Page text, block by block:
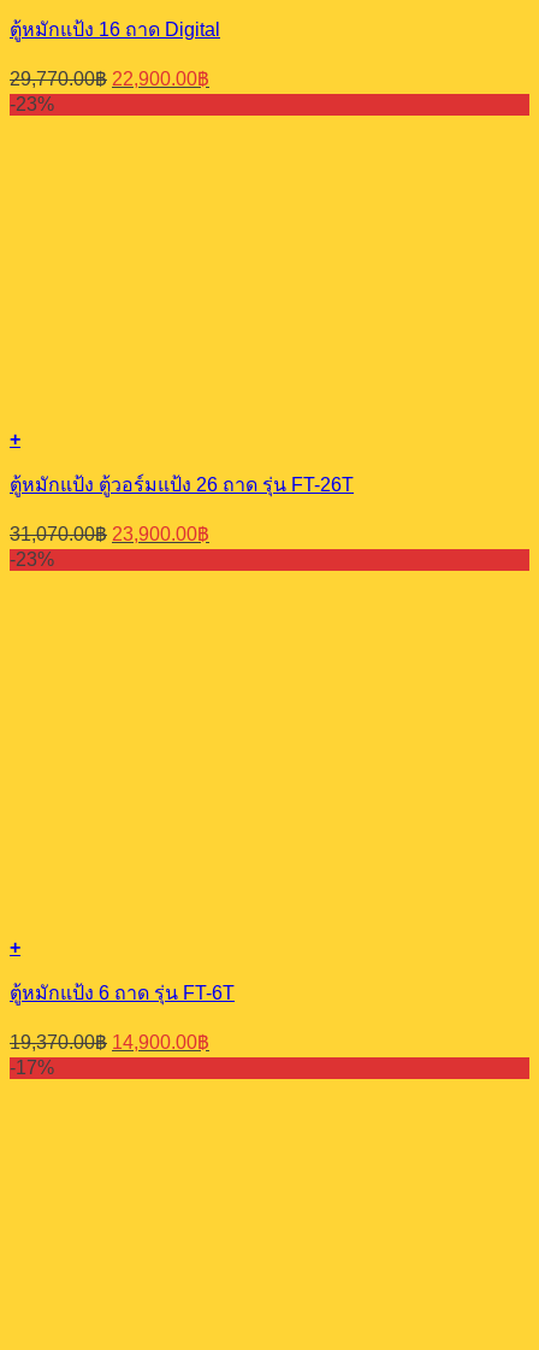
ตู้หมักแป้ง 16 ถาด Digital
29,770.00฿ Original
price
was:
22,900.00฿
price
is:
-23%
+
ตู้หมักแป้ง ตู้วอร์มแป้ง 26 ถาด รุ่น FT-26T
31,070.00฿ Original
price
was:
23,900.00฿
price
is:
-23%
+
ตู้หมักแป้ง 6 ถาด รุ่น FT-6T
19,370.00฿ Original
price
was:
14,900.00฿
price
is:
-17%